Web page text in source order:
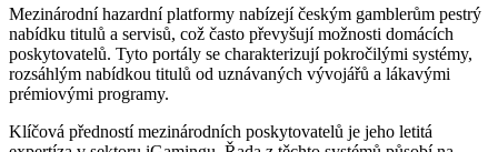
Mezinárodní hazardní platformy nabízejí českým gamblerům pestrý
nabídku titulů a servisů, což často převyšují možnosti domácích
poskytovatelů. Tyto portály se charakterizují pokročilými systémy,
rozsáhlým nabídkou titulů od uznávaných vývojářů a lákavými
prémiovými programy.
Klíčová předností mezinárodních poskytovatelů je jeho letitá